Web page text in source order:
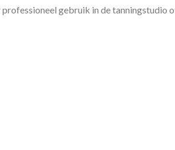
gebruik in de